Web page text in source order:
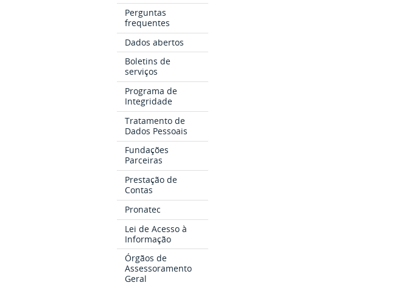
Perguntas
frequentes
Dados abertos
Boletins de
serviços
Programa de
Integridade
Tratamento de
Dados Pessoais
Fundações
Parceiras
Prestação de
Contas
Pronatec
Lei de Acesso à
Informação
Órgãos de
Assessoramento
Geral